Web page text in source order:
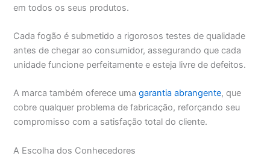
em todos os seus produtos.
Cada fogão é submetido a rigorosos testes de qualidade
antes de chegar ao consumidor, assegurando que cada
unidade funcione perfeitamente e esteja livre de defeitos.
A marca também oferece umagarantia abrangente, que
cobre qualquer problema de fabricação, reforçando seu
compromisso com a satisfação total do cliente.
A Escolha dos Conhecedores